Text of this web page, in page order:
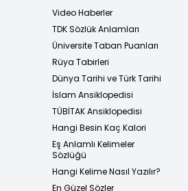
Video Haberler
TDK Sözlük Anlamları
Üniversite Taban Puanları
Rüya Tabirleri
Dünya Tarihi ve Türk Tarihi
İslam Ansiklopedisi
TÜBİTAK Ansiklopedisi
Hangi Besin Kaç Kalori
Eş Anlamlı Kelimeler
Sözlüğü
Hangi Kelime Nasıl Yazılır?
En Güzel Sözler